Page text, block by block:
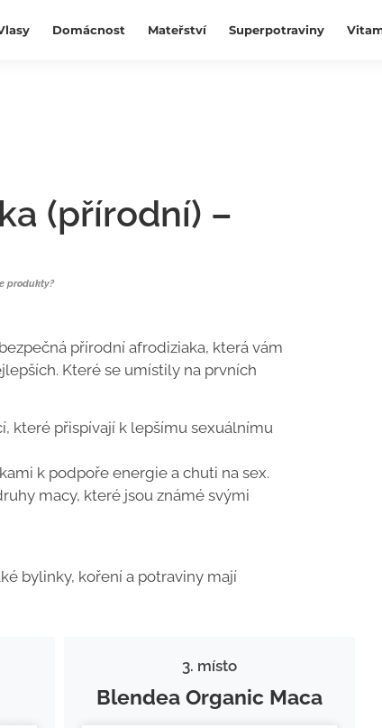
Domácnost Mateřství Superpotraviny
(přírodní) –
produkty?
přírodní afrodiziaka, která vám
Které se umístily na prvních
které přispívají k lepšímu sexuálnímu
k podpoře energie a chuti na sex.
macy, které jsou známé svými
bylinky, koření a potraviny mají
3. místo
Blendea Organic Maca